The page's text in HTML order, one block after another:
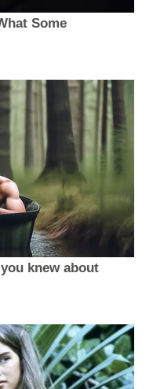
Some
knew about